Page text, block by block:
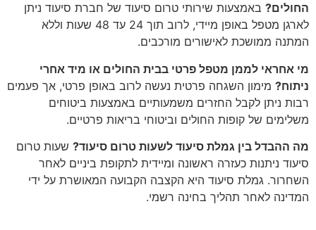
החולים? באמצעות שירותי טרום סיעוד של חברת סיעוד ניתן
לארגן מטפל באופן מיידי, לרוב תוך 24 עד 48 שעות וללא
המתנה ממושכת לאישורים מורכבים.
מי אחראי לממן מטפל פרטי בבית החולים או מיד אחרי
ניתוח? מימון השגחה פרטית נעשה לרוב באופן פרטי, אך פעמים
רבות ניתן לקבל החזרים משמעותיים באמצעות ביטוחים
משלימים של קופות החולים וביטוחי בריאות פרטיים.
מה ההבדל בין גמלת סיעוד לשעות טרום סיעוד? שעות טרום
סיעוד ניתנות כעזרה ראשונה ומיידית לתקופת ביניים לאחר
השחרור. גמלת סיעוד היא הקצבה הקבועה המאושרת על ידי
המדינה לאחר תהליך בחינה רשמי.